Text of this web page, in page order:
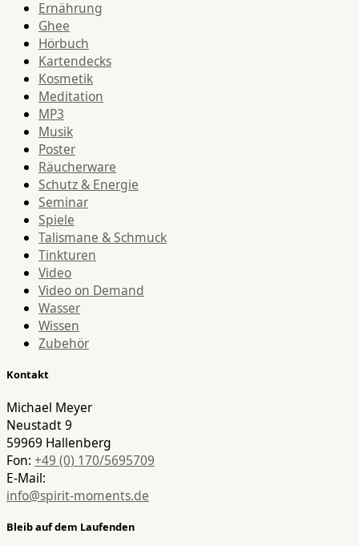
Ernährung
Ghee
Hörbuch
Kartendecks
Kosmetik
Meditation
MP3
Musik
Poster
Räucherware
Schutz & Energie
Seminar
Spiele
Talismane & Schmuck
Tinkturen
Video
Video on Demand
Wasser
Wissen
Zubehör
Kontakt
Michael Meyer
Neustadt 9
59969 Hallenberg
Fon: +49 (0) 170/5695709
E-Mail:
info@spirit-moments.de
Bleib auf dem Laufenden